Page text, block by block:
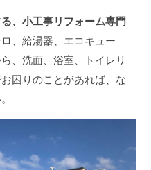
、小工事リフォーム専門
、給湯器、エコキュー
、洗面、浴室、トイレリ
困りのことがあれば、な
い。